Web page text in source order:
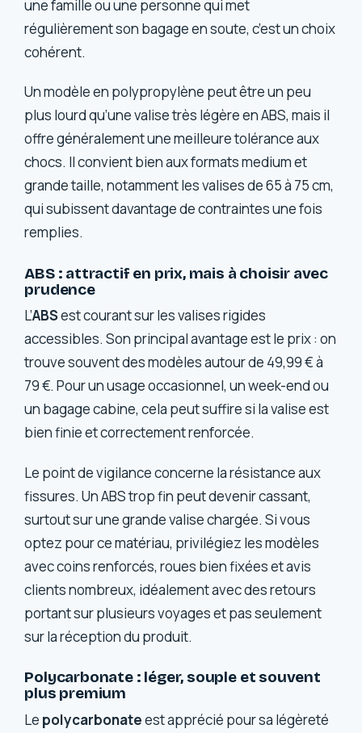
une famille ou une personne qui met
régulièrement son bagage en soute, c’est un choix
cohérent.
Un modèle en polypropylène peut être un peu
plus lourd qu’une valise très légère en ABS, mais il
offre généralement une meilleure tolérance aux
chocs. Il convient bien aux formats medium et
grande taille, notamment les valises de 65 à 75 cm,
qui subissent davantage de contraintes une fois
remplies.
ABS : attractif en prix, mais à choisir avec
prudence
L’ABSest courant sur les valises rigides
accessibles. Son principal avantage est le prix : on
trouve souvent des modèles autour de 49,99 € à
79 €. Pour un usage occasionnel, un week-end ou
un bagage cabine, cela peut suffire si la valise est
bien finie et correctement renforcée.
Le point de vigilance concerne la résistance aux
fissures. Un ABS trop fin peut devenir cassant,
surtout sur une grande valise chargée. Si vous
optez pour ce matériau, privilégiez les modèles
avec coins renforcés, roues bien fixées et avis
clients nombreux, idéalement avec des retours
portant sur plusieurs voyages et pas seulement
sur la réception du produit.
Polycarbonate : léger, souple et souvent
plus premium
Le polycarbonateest apprécié pour sa légèreté